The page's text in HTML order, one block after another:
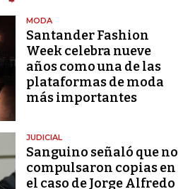
MODA
Santander Fashion
Week celebra nueve
años como una de las
plataformas de moda
más importantes
JUDICIAL
Sanguino señaló que no
compulsaron copias en
el caso de Jorge Alfredo